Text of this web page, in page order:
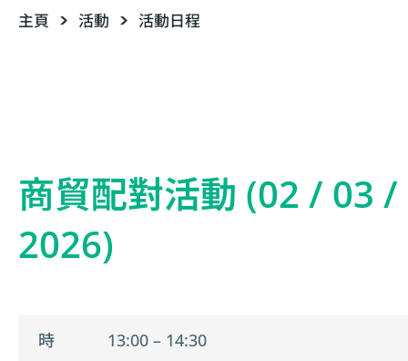
主頁 活動 活動日程
商貿配對活動 (02 / 03 /
2026)
時
13:00 – 14:30